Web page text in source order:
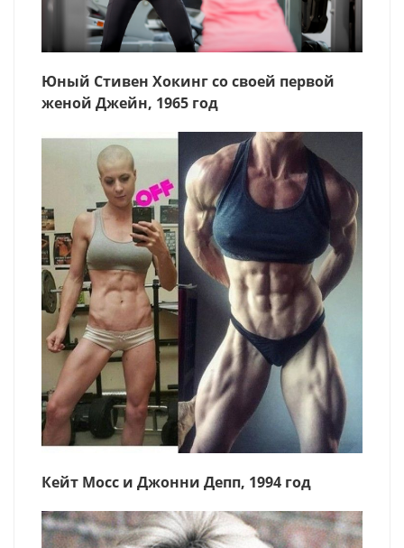
Юный Стивен Хокинг со своей первой
женой Джейн, 1965 год
Кейт Мосс и Джонни Депп, 1994 год